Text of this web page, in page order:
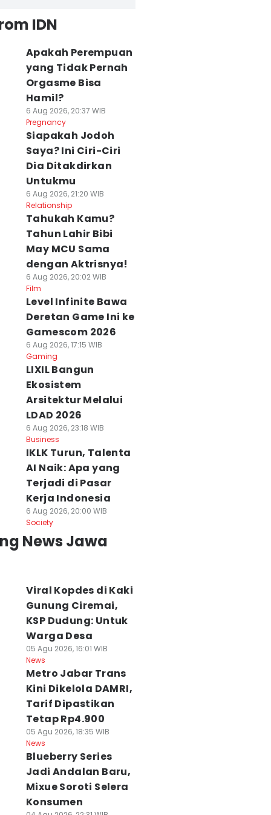
IDN
Apakah Perempuan
yang Tidak Pernah
Orgasme Bisa
Hamil?
6 Aug 2026, 20:37 WIB
Pregnancy
Siapakah Jodoh
Saya? Ini Ciri-Ciri
Dia Ditakdirkan
Untukmu
6 Aug 2026, 21:20 WIB
Relationship
Tahukah Kamu?
Tahun Lahir Bibi
May MCU Sama
dengan Aktrisnya!
6 Aug 2026, 20:02 WIB
Film
Level Infinite Bawa
Deretan Game Ini ke
Gamescom 2026
6 Aug 2026, 17:15 WIB
Gaming
LIXIL Bangun
Ekosistem
Arsitektur Melalui
LDAD 2026
6 Aug 2026, 23:18 WIB
Business
IKLK Turun, Talenta
AI Naik: Apa yang
Terjadi di Pasar
Kerja Indonesia
6 Aug 2026, 20:00 WIB
Society
News Jawa
Viral Kopdes di Kaki
Gunung Ciremai,
KSP Dudung: Untuk
Warga Desa
05 Agu 2026, 16:01 WIB
News
Metro Jabar Trans
Kini Dikelola DAMRI,
Tarif Dipastikan
Tetap Rp4.900
05 Agu 2026, 18:35 WIB
News
Blueberry Series
Jadi Andalan Baru,
Mixue Soroti Selera
Konsumen